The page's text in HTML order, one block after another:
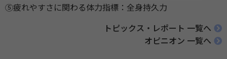
⑤疲れやすさに関わる体力指標：全身持久力
トピックス・レポート 一覧へ
オピニオン 一覧へ